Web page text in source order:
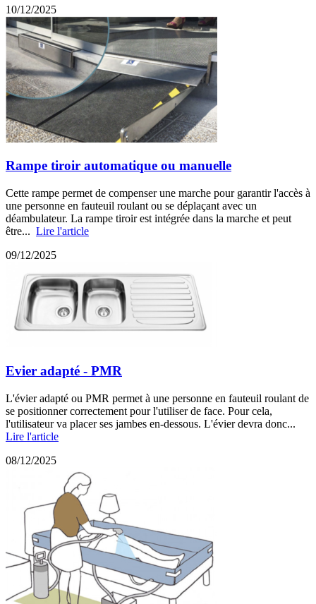
10/12/2025
Rampe tiroir automatique ou manuelle
Cette rampe permet de compenser une marche pour garantir l'accès à
une personne en fauteuil roulant ou se déplaçant avec un
déambulateur. La rampe tiroir est intégrée dans la marche et peut
être... Lire l'article
09/12/2025
Evier adapté - PMR
L'évier adapté ou PMR permet à une personne en fauteuil roulant de
se positionner correctement pour l'utiliser de face. Pour cela,
l'utilisateur va placer ses jambes en-dessous. L'évier devra donc...
Lire l'article
08/12/2025